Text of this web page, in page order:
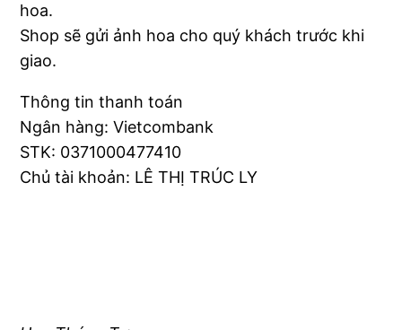
hoa.
Shop sẽ gửi ảnh hoa cho quý khách trước khi
giao.
Thông tin thanh toán
Ngân hàng: Vietcombank
STK: 0371000477410
Chủ tài khoản: LÊ THỊ TRÚC LY